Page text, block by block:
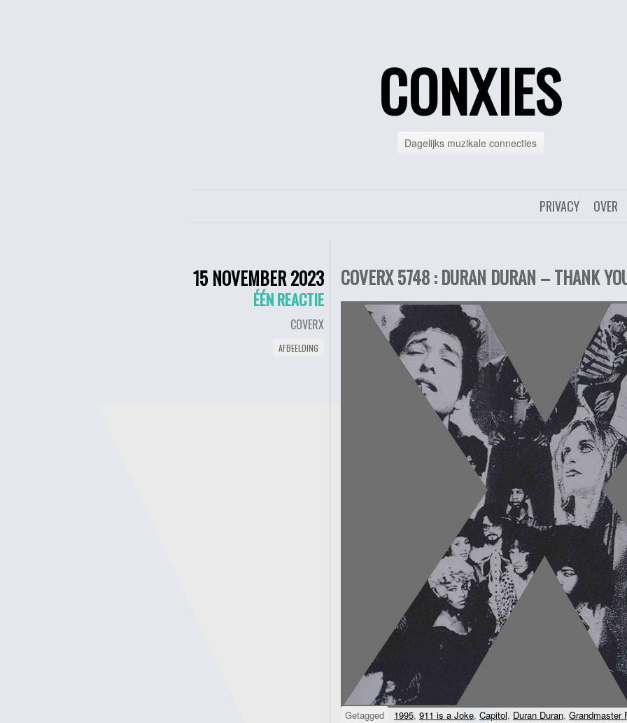
CONXIES
Dagelijks muzikale connecties
OVER
PRIVACY
15 NOVEMBER 2023
ÉÉN REACTIE
COVERX
AFBEELDING
COVERX 5748 : DURAN DURAN – THANK
Getagged 1995, 911 is a Joke, Capitol, Duran Duran, Grandmaster